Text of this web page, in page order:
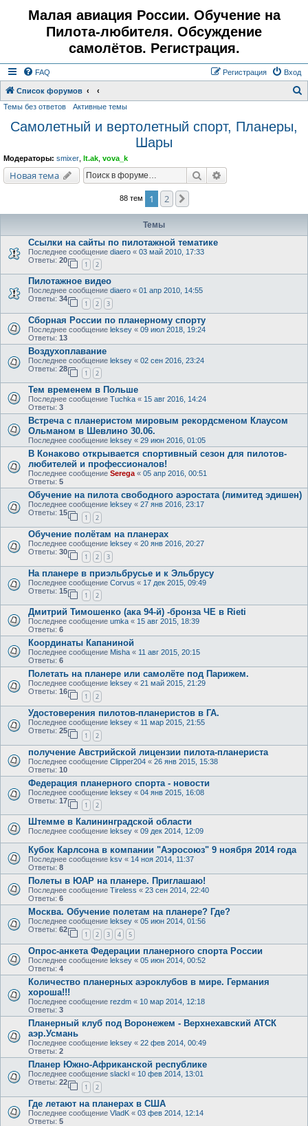
Малая авиация России. Обучение на
Пилота-любителя. Обсуждение
самолётов. Регистрация.
FAQ Вход
Регистрация
Список форумов
Темы без ответов Активные темы
Самолетный и вертолетный спорт, Планеры,
Шары
Модераторы: smixer lt.ak vova_k
Новая тема Поиск
88 тем 1 2
Темы
Ссылки на сайты по пилотажной тематике
Последнее сообщение diaero « 03 май 2010, 17:33
Ответы: 20
1 2
Пилотажное видео
Последнее сообщение diaero « 01 апр 2010, 14:55
Ответы: 34
1 2 3
Сборная России по планерному спорту
Последнее сообщение leksey « 09 июл 2018, 19:24
Ответы: 13
Воздухоплавание
Последнее сообщение leksey « 02 сен 2016, 23:24
Ответы: 28
1 2
Тем временем в Польше
Последнее сообщение Tuchka « 15 авг 2016, 14:24
Ответы: 3
Встреча с планеристом мировым рекордсменом Клаусом
Ольманом в Шевлино 30.06.
Последнее сообщение leksey « 29 июн 2016, 01:05
В Конаково открывается спортивный сезон для пилотов-
любителей и профессионалов!
Последнее сообщение Serega« 05 апр 2016, 00:51
Ответы: 5
Обучение на пилота свободного аэростата (лимитед эдишен)
Последнее сообщение leksey « 27 янв 2016, 23:17
Ответы: 15
1 2
Обучение полётам на планерах
Последнее сообщение leksey « 20 янв 2016, 20:27
Ответы: 30
1 2 3
На планере в приэльбрусье и к Эльбрусу
Последнее сообщение Corvus « 17 дек 2015, 09:49
Ответы: 15
1 2
Дмитрий Тимошенко (ака 94-й) -бронза ЧЕ в Rieti
Последнее сообщение umka « 15 авг 2015, 18:39
Ответы: 6
Координаты Капаниной
Последнее сообщение Misha « 11 авг 2015, 20:15
Ответы: 6
Полетать на планере или самолёте под Парижем.
Последнее сообщение leksey « 21 май 2015, 21:29
Ответы: 16
1 2
Удостоверения пилотов-планеристов в ГА.
Последнее сообщение leksey « 11 мар 2015, 21:55
Ответы: 25
1 2
получение Австрийской лицензии пилота-планериста
Последнее сообщение Clipper204 « 26 янв 2015, 15:38
Ответы: 10
Федерация планерного спорта - новости
Последнее сообщение leksey « 04 янв 2015, 16:08
Ответы: 17
1 2
Штемме в Калининградской области
Последнее сообщение leksey « 09 дек 2014, 12:09
Кубок Карлсона в компании "Аэросоюз" 9 ноября 2014 года
Последнее сообщение ksv « 14 ноя 2014, 11:37
Ответы: 8
Полеты в ЮАР на планере. Приглашаю!
Последнее сообщение Tireless « 23 сен 2014, 22:40
Ответы: 6
Москва. Обучение полетам на планере? Где?
Последнее сообщение leksey « 05 июн 2014, 01:56
Ответы: 62
1 2 3 4 5
Опрос-анкета Федерации планерного спорта России
Последнее сообщение leksey « 05 июн 2014, 00:52
Ответы: 4
Количество планерных аэроклубов в мире. Германия
хороша!!!
Последнее сообщение rezdm « 10 мар 2014, 12:18
Ответы: 3
Планерный клуб под Воронежем - Верхнехавский АТСК
аэр.Усмань
Последнее сообщение leksey « 22 фев 2014, 00:49
Ответы: 2
Планер Южно-Африканской республике
Последнее сообщение slackl « 10 фев 2014, 13:01
Ответы: 22
1 2
Где летают на планерах в США
Последнее сообщение VladK « 03 фев 2014, 12:14
Ответы: 5